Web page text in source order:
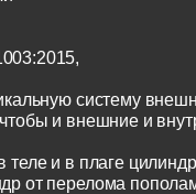
систему
и внешние и
и в плаге
от перелома